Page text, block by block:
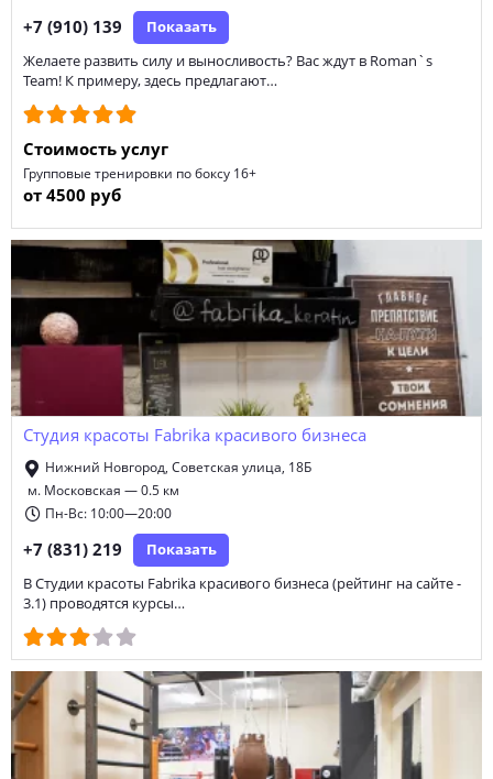
психологические тренинги
курсы английского языка для детей
курсы ментальной арифметики
обучение рабочим профессиям курсы китайского языка
школа хип-хопа медицинские курсы
обучение водителей категории A курсы вокала
курсы по математике тренинг личностного роста
курсы немецкого языка курсы французского языка
школа искусств
+7 (910) 139 Показать
Желаете развить силу и выносливость? Вас ждут в Roman`s
Team! К примеру, здесь предлагают…
Стоимость услуг
Групповые тренировки по боксу 16+
от 4500 руб
Студия красоты Fabrika красивого бизнеса
Нижний Новгород, Советская улица, 18Б
м. Московская — 0.5 км
Пн-Вс: 10:00—20:00
+7 (831) 219 Показать
В Студии красоты Fabrika красивого бизнеса (рейтинг на сайте -
3.1) проводятся курсы…